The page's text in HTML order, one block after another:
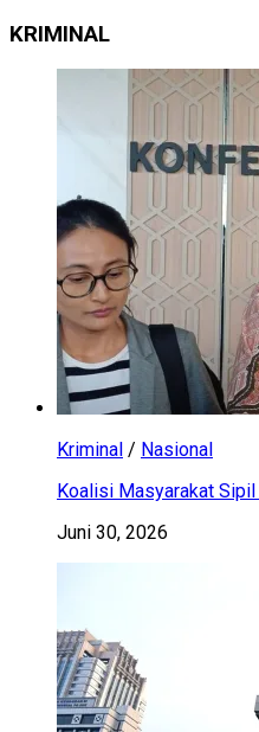
KRIMINAL
Kriminal / Nasional
Koalisi Masyarakat
Juni 30, 2026